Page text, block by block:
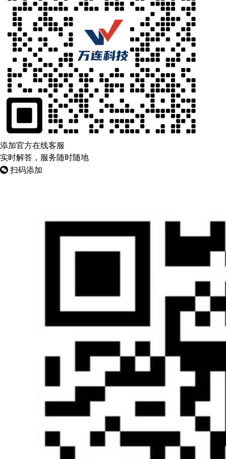
添加官方在线客服
实时解答，服务随时随地
扫码添加